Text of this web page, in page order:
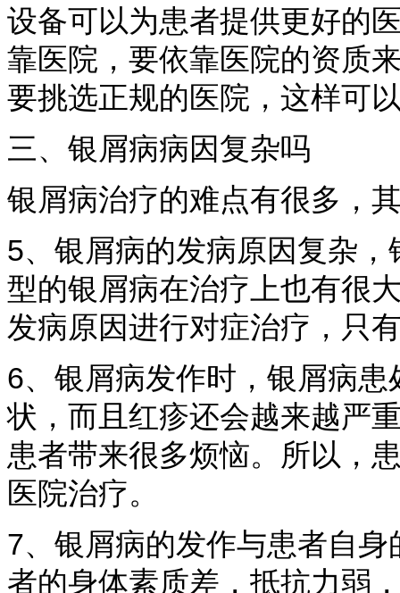
设备可以为患者提供更好的
靠医院，要依靠医院的资质
要挑选正规的医院，这样可
三、银屑病病因复杂吗
银屑病治疗的难点有很多，
5、银屑病的发病原因复杂
型的银屑病在治疗上也有很
发病原因进行对症治疗，只
6、银屑病发作时，银屑病
状，而且红疹还会越来越严
患者带来很多烦恼。所以，
医院治疗。
7、银屑病的发作与患者自
者的身体素质差，抵抗力弱